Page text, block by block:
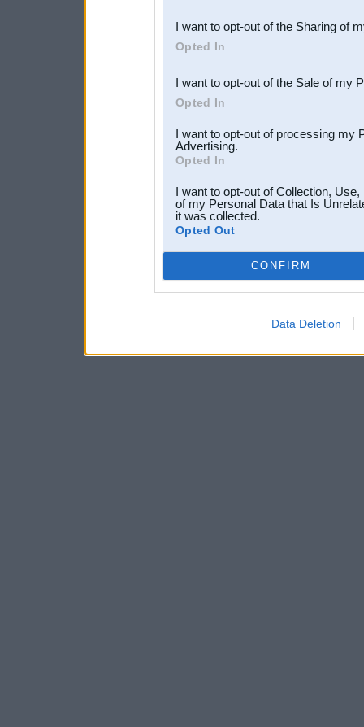
Downstream Participants
third parties.
I want to opt-out of the Sharing of
Opted In
I want to opt-out of the Sale of my
Opted In
I want to opt-out of processing my
Advertising.
Opted In
I want to opt-out of Collection,
of my Personal Data that Is
it was collected.
Opted Out
CONFIRM
Data Deletion